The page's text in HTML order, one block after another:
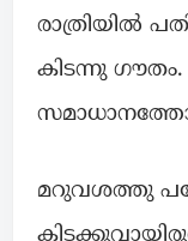
രാത്രിയിൽ
കിടന്നു
മറുവശത്തു